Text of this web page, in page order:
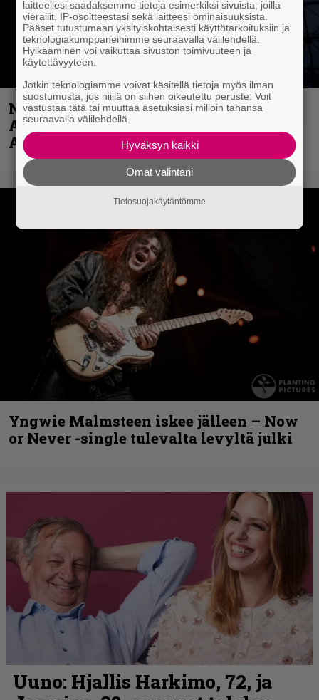
Näin lähtee Ghostin Tobias Forgelta
Accept – menossa mukana myös
Anthrax- ja Korn-miehistöä
Yngwie Malmsteen iskee jälleen – Now
or Never -single tulevalta levyltä julki
laitteellesi saadaksemme tietoja esimerkiksi sivuista, joilla
vierailit, IP-osoitteestasi sekä laitteesi ominaisuuksista.
Pääset tutustumaan yksityiskohtaisesti käyttötarkoituksiin ja
teknologiakumppaneihimme seuraavalla välilehdellä.
Hylkääminen voi vaikuttaa sivuston toimivuuteen ja
käytettävyyteen.
Jotkin teknologiamme voivat käsitellä tietoja myös ilman
suostumusta, jos niillä on siihen oikeutettu peruste. Voit
vastustaa tätä tai muuttaa asetuksiasi milloin tahansa
seuraavalla välilehdellä.
Hyväksyn kaikki
Omat valintani
Tietosuojakäytäntömme